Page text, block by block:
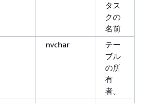
タス
クの
名前
nvchar
テー
ブル
の所
有
者。